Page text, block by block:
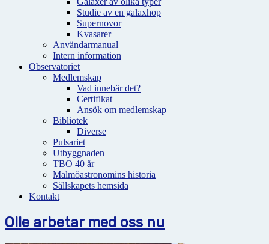
Studie av en galaxhop
Supernovor
Kvasarer
Användarmanual
Intern information
Observatoriet
Medlemskap
Vad innebär det?
Certifikat
Ansök om medlemskap
Bibliotek
Diverse
Pulsariet
Utbyggnaden
TBO 40 år
Malmöastronomins historia
Sällskapets hemsida
Kontakt
Olle arbetar med oss nu